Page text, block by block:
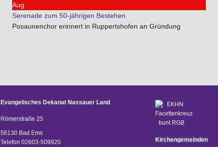
Aug
Serenade zum 50-jährigen Bestehen
Posaunenchor erinnert in Ruppertshofen an Gründung
Evangelisches Dekanat Nassauer Land
Römerstraße 25
56130 Bad Ems
Telefon 02603-509920
Kirchengemeinden